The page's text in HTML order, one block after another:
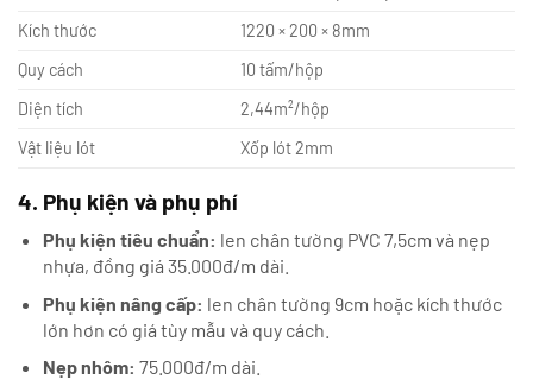
Kích thước
1220 × 200 × 8mm
Quy cách
10 tấm/hộp
Diện tích
2,44m²/hộp
Vật liệu lót
Xốp lót 2mm
4. Phụ kiện và phụ phí
Phụ kiện tiêu chuẩn: len chân tường PVC 7,5cm và nẹp
nhựa, đồng giá 35.000đ/m dài.
Phụ kiện nâng cấp: len chân tường 9cm hoặc kích thước
lớn hơn có giá tùy mẫu và quy cách.
Nẹp nhôm: 75.000đ/m dài.